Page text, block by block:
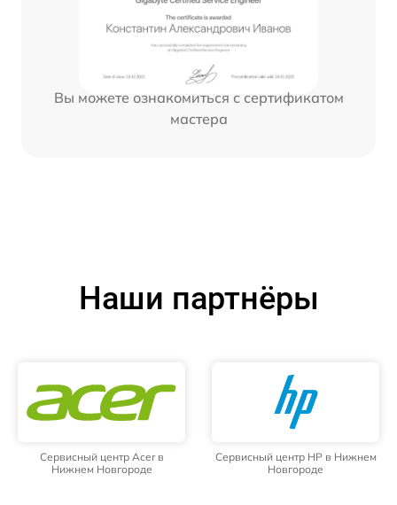
Вы можете ознакомиться с сертификатом
мастера
Наши партнёры
Сервисный центр Acer в
Нижнем Новгороде
Сервисный центр HP в Нижнем
Новгороде